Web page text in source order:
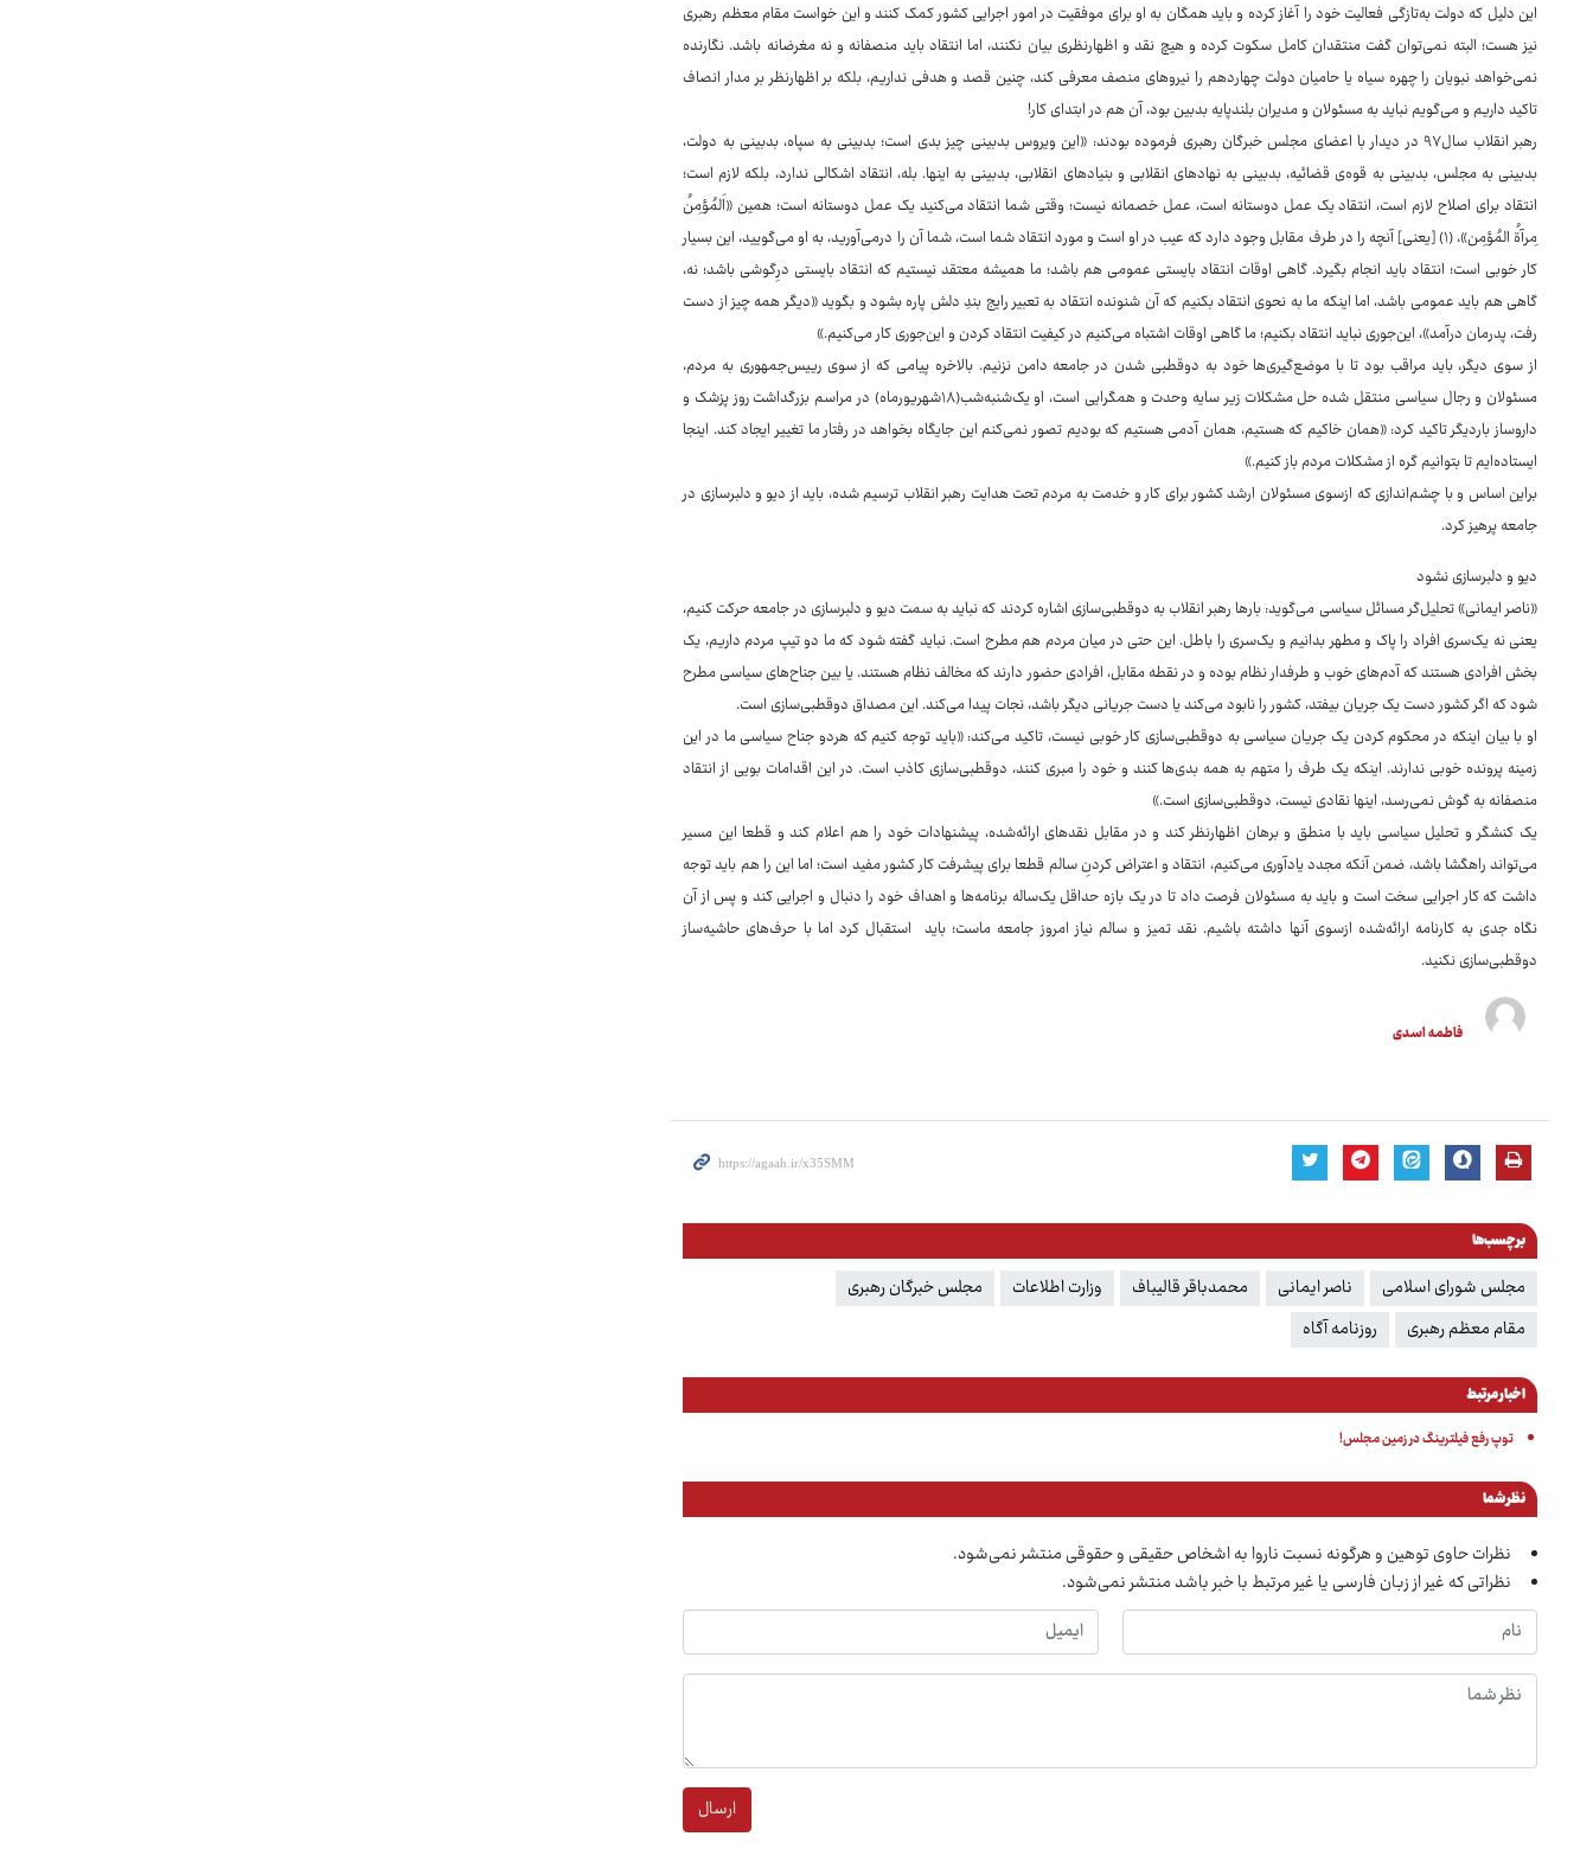
این دلیل که دولت به‌تازگی فعالیت خود را آغاز کرده و باید همگان به او برای موفقیت در امور اجرایی کشور کمک کنند و این خواست مقام معظم رهبری
نیز هست؛ البته نمی‌توان گفت منتقدان کامل سکوت کرده و هیچ نقد و اظهارنظری بیان نکنند، اما انتقاد باید منصفانه و نه مغرضانه باشد. نگارنده
نمی‌خواهد نبویان را چهره سیاه یا حامیان دولت چهاردهم را نیروهای منصف معرفی کند، چنین قصد و هدفی نداریم، بلکه بر اظهارنظر بر مدار انصاف
تاکید داریم و می‌گویم نباید به مسئولان و مدیران بلندپایه بدبین بود، آن هم در ابتدای کار!
رهبر انقلاب سال۹۷ در دیدار با اعضای مجلس خبرگان رهبری فرموده بودند: «این ویروس بدبینی چیز بدی است؛ بدبینی به سپاه، بدبینی به دولت،
بدبینی به مجلس، بدبینی به قوه‌ی قضائیه، بدبینی به نهادهای انقلابی و بنیادهای انقلابی، بدبینی به اینها. بله، انتقاد اشکالی ندارد، بلکه لازم است؛
انتقاد برای اصلاح لازم است، انتقاد یک عمل دوستانه است، عمل خصمانه نیست؛ وقتی شما انتقاد می‌کنید یک عمل دوستانه است؛ همین «اَلمُؤمِنُ
مِرآةُ المُؤمِن»، (۱) [یعنی] آنچه را در طرف مقابل وجود دارد که عیب در او است و مورد انتقاد شما است، شما آن را درمی‌آورید، به او می‌گویید، این بسیار
کار خوبی است؛ انتقاد باید انجام بگیرد. گاهی اوقات انتقاد بایستی عمومی هم باشد؛ ما همیشه معتقد نیستیم که انتقاد بایستی درِگوشی باشد؛ نه،
گاهی هم باید عمومی باشد، اما اینکه ما به نحوی انتقاد بکنیم که آن شنونده‌ انتقاد به تعبیر رایج بندِ دلش پاره بشود و بگوید «دیگر همه چیز از دست
رفت، پدرمان درآمد»، این‌جوری نباید انتقاد بکنیم؛ ما گاهی اوقات اشتباه می‌کنیم در کیفیت انتقاد کردن و این‌جوری کار می‌کنیم.»
از سوی دیگر، باید مراقب بود تا با موضع‌گیری‌ها خود به دوقطبی شدن در جامعه دامن نزنیم. بالاخره پیامی که از سوی رییس‌جمهوری به مردم،
مسئولان و رجال سیاسی منتقل شده حل مشکلات زیر سایه وحدت و همگرایی است، او یک‌شنبه‌شب(۱۸شهریورماه) در مراسم بزرگداشت روز پزشک و
داروساز باردیگر تاکید کرد: «همان خاکیم که هستیم، همان آدمی هستیم که بودیم تصور نمی‌کنم این جایگاه بخواهد در رفتار ما تغییر ایجاد کند. اینجا
ایستاده‌ایم تا بتوانیم گره از مشکلات مردم باز کنیم.»
براین اساس و با چشم‌اندازی که ازسوی مسئولان ارشد کشور برای کار و خدمت به مردم تحت هدایت رهبر انقلاب ترسیم شده، باید از دیو و دلبرسازی در
جامعه پرهیز کرد.
دیو و دلبرسازی نشود
«ناصر ایمانی» تحلیل‌گر مسائل سیاسی می‌گوید: بارها رهبر انقلاب به دوقطبی‌سازی اشاره کردند که نباید به سمت دیو و دلبرسازی در جامعه حرکت کنیم،
یعنی نه یک‌سری افراد را پاک و مطهر بدانیم و یک‌سری را باطل. این حتی در میان مردم هم مطرح است. نباید گفته شود که ما دو تیپ مردم داریم، یک
بخش افرادی هستند که آدم‌های خوب و طرفدار نظام بوده و در نقطه مقابل، افرادی حضور دارند که مخالف نظام هستند. یا بین جناح‌های سیاسی مطرح
شود که اگر کشور دست یک جریان بیفتد، کشور را نابود می‌کند یا دست جریانی دیگر باشد، نجات پیدا می‌کند. این مصداق دوقطبی‌سازی است.
او با بیان اینکه در محکوم کردن یک جریان سیاسی به دوقطبی‌سازی کار خوبی نیست، تاکید می‌کند: «باید توجه کنیم که هردو جناح سیاسی ما در این
زمینه پرونده خوبی ندارند. اینکه یک طرف را متهم به همه بدی‌ها کنند و خود را مبری کنند، دوقطبی‌سازی کاذب است. در این اقدامات بویی از انتقاد
منصفانه به گوش نمی‌رسد، اینها نقادی نیست، دوقطبی‌سازی است.»
یک کنشگر و تحلیل سیاسی باید با منطق و برهان اظهارنظر کند و در مقابل نقدهای ارائه‌شده، پیشنهادات خود را هم اعلام کند و قطعا این مسیر
می‌تواند راهگشا باشد، ضمن آنکه مجدد یادآوری می‌کنیم، انتقاد و اعتراض کردنِ سالم قطعا برای پیشرفت کار کشور مفید است؛ اما این را هم باید توجه
داشت که کار اجرایی سخت است و باید به مسئولان فرصت داد تا در یک بازه حداقل یک‌ساله برنامه‌ها و اهداف خود را دنبال و اجرایی کند و پس از آن
نگاه جدی به کارنامه ارائه‌شده ازسوی آنها داشته باشیم. نقد تمیز و سالم نیاز امروز جامعه ماست؛ باید استقبال کرد اما با حرف‌های حاشیه‌ساز
دوقطبی‌سازی نکنید.
فاطمه اسدی
برچسب‌ها
مجلس شورای اسلامی ناصر ایمانی محمدباقر قالیباف وزارت اطلاعات
مجلس خبرگان رهبری
مقام معظم رهبری
روزنامه آگاه
اخبار مرتبط
توپ رفع فیلترینگ در زمین مجلس!
نظر شما
نظرات حاوی توهین و هرگونه نسبت ناروا به اشخاص حقیقی و حقوقی منتشر نمی‌شود.
نظراتی که غیر از زبان فارسی یا غیر مرتبط با خبر باشد منتشر نمی‌شود.
ارسال